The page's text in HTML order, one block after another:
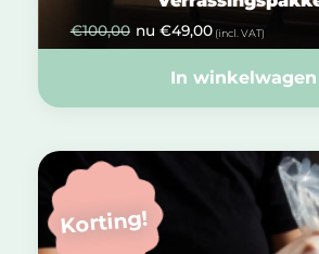
€100,00 nu €49,00(incl. VAT)
In winkelwagen
Korting!